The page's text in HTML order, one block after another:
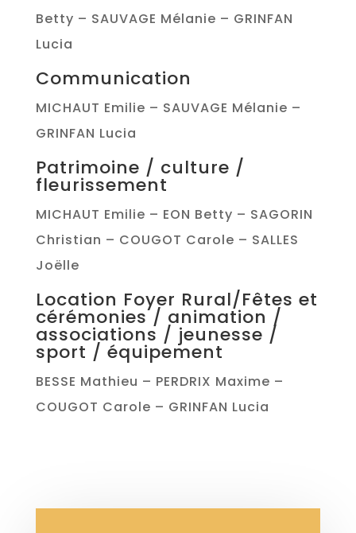
Betty – SAUVAGE Mélanie – GRINFAN
Lucia
Communication
MICHAUT Emilie – SAUVAGE Mélanie –
GRINFAN Lucia
Patrimoine / culture /
fleurissement
MICHAUT Emilie – EON Betty – SAGORIN
Christian – COUGOT Carole – SALLES
Joëlle
Location Foyer Rural/Fêtes et
cérémonies / animation /
associations / jeunesse /
sport / équipement
BESSE Mathieu – PERDRIX Maxime –
COUGOT Carole – GRINFAN Lucia